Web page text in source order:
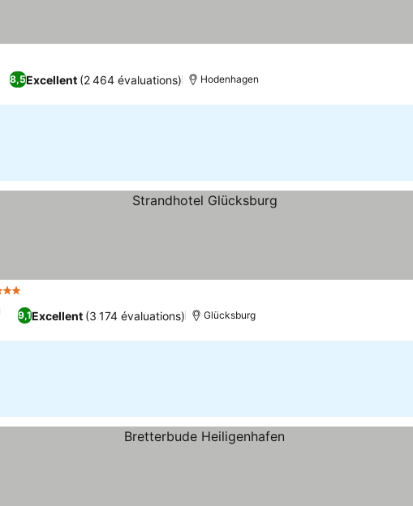
8,5Excellent (2 464 évaluations) Hodenhagen
9,1Excellent (3 174 évaluations) Glücksburg